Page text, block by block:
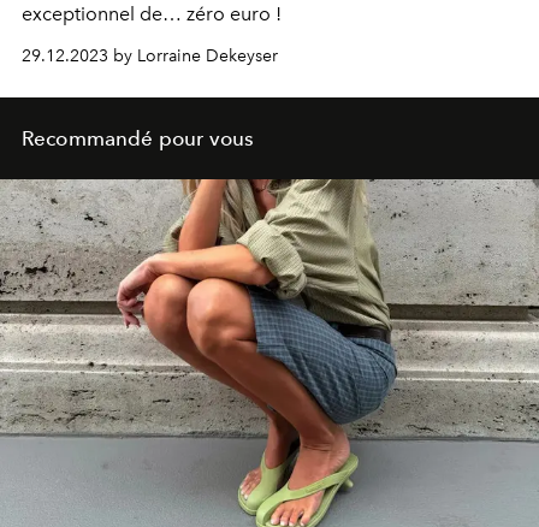
exceptionnel de… zéro euro !
29.12.2023 by Lorraine Dekeyser
Recommandé pour vous